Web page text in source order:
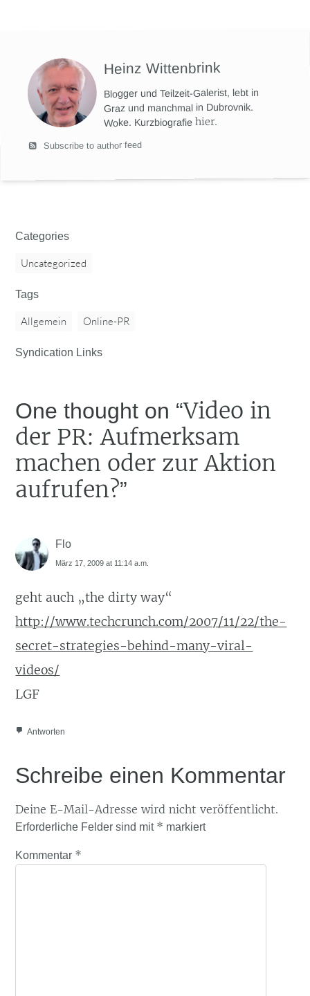
Heinz Wittenbrink
Blogger und Teilzeit-Galerist, lebt in
Graz und manchmal in Dubrovnik.
Woke. Kurzbiografiehier.
Subscribe to author feed
Categories
Uncategorized
Tags
Allgemein Online-PR
Syndication Links
One thought on “Video in
der PR: Aufmerksam
machen oder zur Aktion
aufrufen?”
Flo
März 17, 2009 at 11:14 a.m.
geht auch „the dirty way“
http://www.techcrunch.com/2007/11/22/the-
secret-strategies-behind-many-viral-
videos/
LGF
Antworten
Schreibe einen Kommentar
Deine E-Mail-Adresse wird nicht veröffentlicht.
Erforderliche Felder sind mit * markiert
Kommentar *